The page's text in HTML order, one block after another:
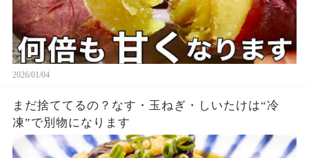
2026/01/04
まだ捨ててるの？なす・玉ねぎ・しいたけは“冷
凍”で別物になります